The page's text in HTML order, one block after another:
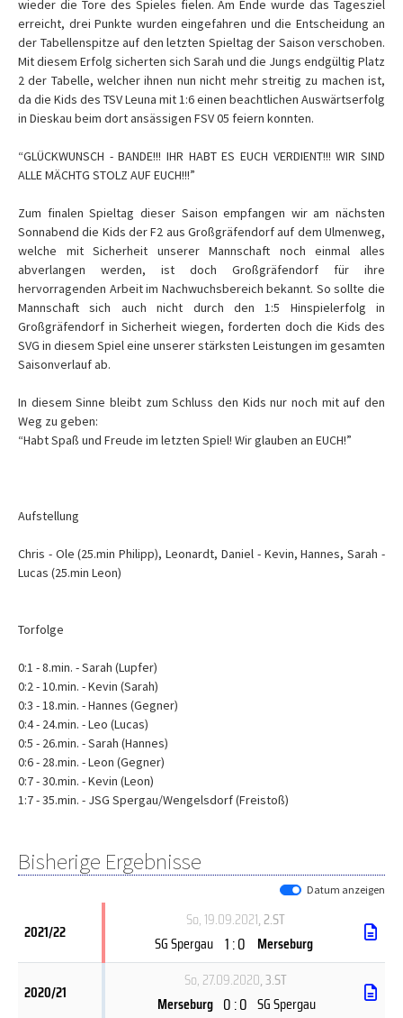
wieder die Tore des Spieles fielen. Am Ende wurde das Tagesziel
erreicht, drei Punkte wurden eingefahren und die Entscheidung an
der Tabellenspitze auf den letzten Spieltag der Saison verschoben.
Mit diesem Erfolg sicherten sich Sarah und die Jungs endgültig Platz
2 der Tabelle, welcher ihnen nun nicht mehr streitig zu machen ist,
da die Kids des TSV Leuna mit 1:6 einen beachtlichen Auswärtserfolg
in Dieskau beim dort ansässigen FSV 05 feiern konnten.
“GLÜCKWUNSCH - BANDE!!! IHR HABT ES EUCH VERDIENT!!! WIR SIND
ALLE MÄCHTG STOLZ AUF EUCH!!!”
Zum finalen Spieltag dieser Saison empfangen wir am nächsten
Sonnabend die Kids der F2 aus Großgräfendorf auf dem Ulmenweg,
welche mit Sicherheit unserer Mannschaft noch einmal alles
abverlangen werden, ist doch Großgräfendorf für ihre
hervorragenden Arbeit im Nachwuchsbereich bekannt. So sollte die
Mannschaft sich auch nicht durch den 1:5 Hinspielerfolg in
Großgräfendorf in Sicherheit wiegen, forderten doch die Kids des
SVG in diesem Spiel eine unserer stärksten Leistungen im gesamten
Saisonverlauf ab.
In diesem Sinne bleibt zum Schluss den Kids nur noch mit auf den
Weg zu geben:
“Habt Spaß und Freude im letzten Spiel! Wir glauben an EUCH!”
Aufstellung
Chris - Ole (25.min Philipp), Leonardt, Daniel - Kevin, Hannes, Sarah -
Lucas (25.min Leon)
Torfolge
0:1 - 8.min. - Sarah (Lupfer)
0:2 - 10.min. - Kevin (Sarah)
0:3 - 18.min. - Hannes (Gegner)
0:4 - 24.min. - Leo (Lucas)
0:5 - 26.min. - Sarah (Hannes)
0:6 - 28.min. - Leon (Gegner)
0:7 - 30.min. - Kevin (Leon)
1:7 - 35.min. - JSG Spergau/Wengelsdorf (Freistoß)
Bisherige Ergebnisse
Datum anzeigen
2021/22
So, 19.09.2021, 2.ST
SG Spergau 1 : 0 Merseburg
2020/21
So, 27.09.2020, 3.ST
Merseburg 0 : 0 SG Spergau